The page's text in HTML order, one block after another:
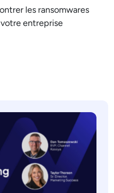
les ransomwares
entreprise